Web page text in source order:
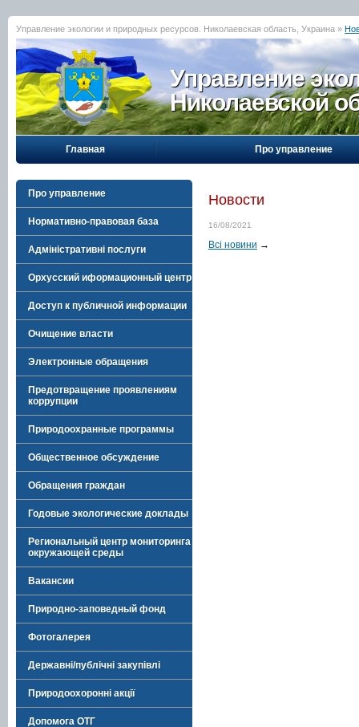
Управление экологии и природных ресурсов. Николаевская область, Украина »
Управление
Николаевской
Главная Про управление
Про управление
Нормативно-правовая база
Адміністративні послуги
Орхусский иформационный центр
Доступ к публичной информации
Очищение власти
Электронные обращения
Предотвращение проявлениям
коррупции
Природоохранные программы
Общественное обсуждение
Обращения граждан
Годовые экологические доклады
Региональный центр мониторинга
окружающей среды
Вакансии
Природно-заповедный фонд
Фотогалерея
Державні/публічні закупівлі
Природоохоронні акції
Допомога ОТГ
Новости
16/08/2021
Всі новини →